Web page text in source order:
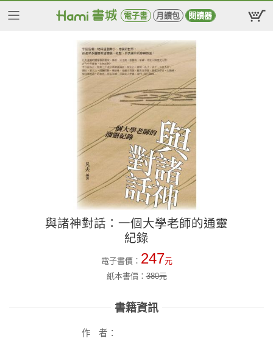
電子書 月讀包 閱讀器
與諸神對話：一個大學老師的通靈
紀錄
電子書價： 247元
紙本書價：380元
書籍資訊
作
者：